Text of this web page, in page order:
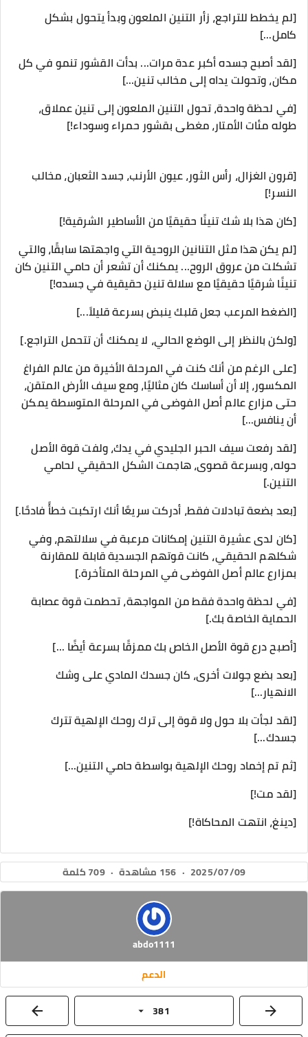
[لم يخطط للتراجع، زأر التنين الملعون وبدأ يتحول بشكل
كامل...]
[لقد أصبح جسده أكبر عدة مرات... بدأت القشور تنمو في كل
مكان، وتحولت يداه إلى مخالب تنين...]
[في لحظة واحدة، تحول التنين الملعون إلى تنين عملاق،
طوله مئات الأمتار، مغطى بقشور حمراء وسوداء!]
[قرون الغزال، رأس الثور، عيون الأرنب، جسد الثعبان، مخالب
النسر!]
[كان هذا بلا شك تنينًا حقيقيًا من الأساطير الشرقية!]
[لم يكن هذا مثل التنانين الروحية التي واجهتها سابقًا، والتي
تشكلت من عروق الروح... يمكنك أن تشعر أن حامي التنين كان
تنينًا شرقيًا حقيقيًا مع سلالة تنين حقيقية في جسده!]
[الضغط المرعب جعل قلبك ينبض بسرعة قليلاً...]
[ولكن بالنظر إلى الوضع الحالي، لا يمكنك أن تتحمل التراجع.]
[على الرغم من أنك كنت في المرحلة الأخيرة من عالم الفراغ
المكسور، إلا أن أساسك كان مثاليًا، ومع سيف الأرض المتقن،
حتى مزارع عالم أصل الفوضى في المرحلة المتوسطة يمكن
أن ينافس...]
[لقد رفعت سيف الحبر الجليدي في يدك، ولفت قوة الأصل
حوله، وبسرعة قصوى، هاجمت الشكل الحقيقي لحامي
التنين.]
[بعد بضعة تبادلات فقط، أدركت سريعًا أنك ارتكبت خطأً فادحًا.]
[كان لدى عشيرة التنين إمكانات مرعبة في سلالتهم، وفي
شكلهم الحقيقي، كانت قوتهم الجسدية قابلة للمقارنة
بمزارع عالم أصل الفوضى في المرحلة المتأخرة.]
[في لحظة واحدة فقط من المواجهة، تحطمت قوة عصابة
الحماية الخاصة بك.]
[أصبح درع قوة الأصل الخاص بك ممزقًا بسرعة أيضًا ...]
[بعد بضع جولات أخرى، كان جسدك المادي على وشك
الانهيار...]
[لقد لجأت بلا حول ولا قوة إلى ترك روحك الإلهية تترك
جسدك...]
[ثم تم إخماد روحك الإلهية بواسطة حامي التنين...]
[لقد مت!]
[دينغ، انتهت المحاكاة!]
2025/07/09
· 156 مشاهدة · 709 كلمة
abdo1111
الدعم
381